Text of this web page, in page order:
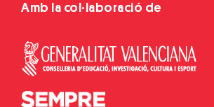
Amb la col·laboració de